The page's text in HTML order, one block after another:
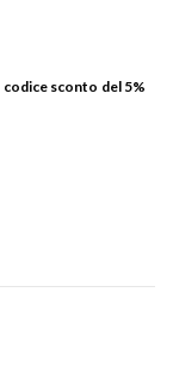
codice sconto del 5%